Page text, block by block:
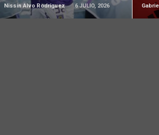
Nissin Alvo Rodríguez 6 JULIO, 2026